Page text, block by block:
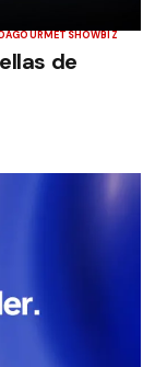
GOURMETSHOWBIZ
de